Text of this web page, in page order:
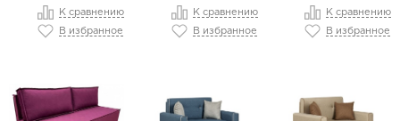
К сравнению
В избранное
К сравнению
В избранное
К сравнению
В избранное